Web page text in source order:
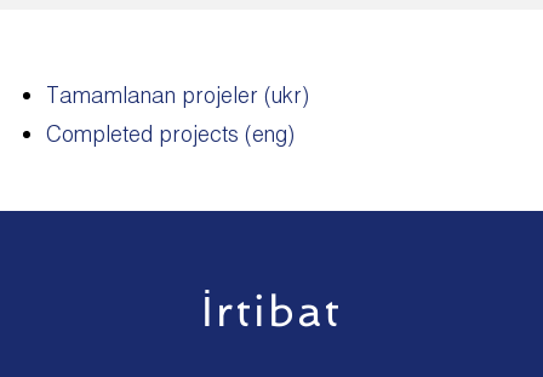
Tamamlanan projeler (ukr)
Completed projects (eng)
İrtibat